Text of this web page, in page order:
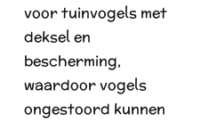
voor tuinvogels met
deksel en
bescherming,
waardoor vogels
ongestoord kunnen